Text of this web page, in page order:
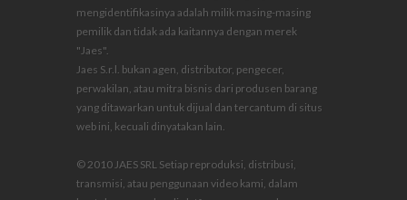
mengidentifikasinya adalah milik masing-masing
pemilik dan tidak ada kaitannya dengan merek
"Jaes".
Jaes S.r.l. bukan agen, distributor, pengecer,
perwakilan, atau mitra bisnis dari produsen barang
yang ditawarkan untuk dijual dan tercantum di situs
web ini, kecuali dinyatakan lain.
© 2010 JAES SRL Setiap reproduksi, distribusi,
transmisi, atau penggunaan video kami, dalam